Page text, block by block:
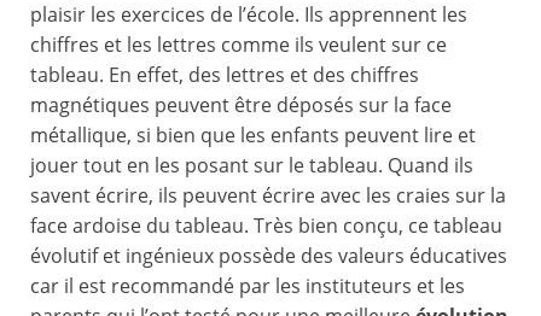
plaisir les exercices de l’école. Ils apprennent les
chiffres et les lettres comme ils veulent sur ce
tableau. En effet, des lettres et des chiffres
magnétiques peuvent être déposés sur la face
métallique, si bien que les enfants peuvent lire et
jouer tout en les posant sur le tableau. Quand ils
savent écrire, ils peuvent écrire avec les craies sur la
face ardoise du tableau. Très bien conçu, ce tableau
évolutif et ingénieux possède des valeurs éducatives
car il est recommandé par les instituteurs et les